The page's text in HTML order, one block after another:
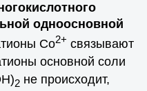
одноосновной
Со2+ связывают
основной соли
2 не происходит,